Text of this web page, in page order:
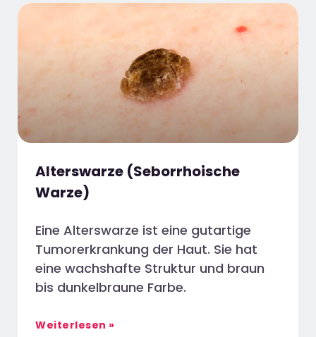
Alterswarze (Seborrhoische
Warze)
Eine Alterswarze ist eine gutartige
Tumorerkrankung der Haut. Sie hat
eine wachshafte Struktur und braun
bis dunkelbraune Farbe.
Weiterlesen »